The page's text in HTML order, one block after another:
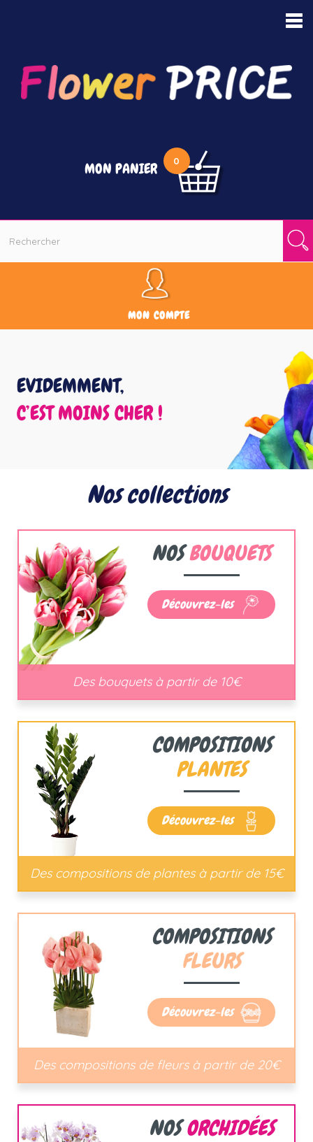
MON PANIER 0
MON COMPTE
EVIDEMMENT,
C’EST MOINS CHER !
Nos collections
NOSBOUQUETS
Découvrez-les
Des bouquets à partir de 10€
COMPOSITIONS
PLANTES
Découvrez-les
Des compositions de plantes à partir de 15€
COMPOSITIONS
FLEURS
Découvrez-les
Des compositions de fleurs à partir de 20€
NOSORCHIDÉES